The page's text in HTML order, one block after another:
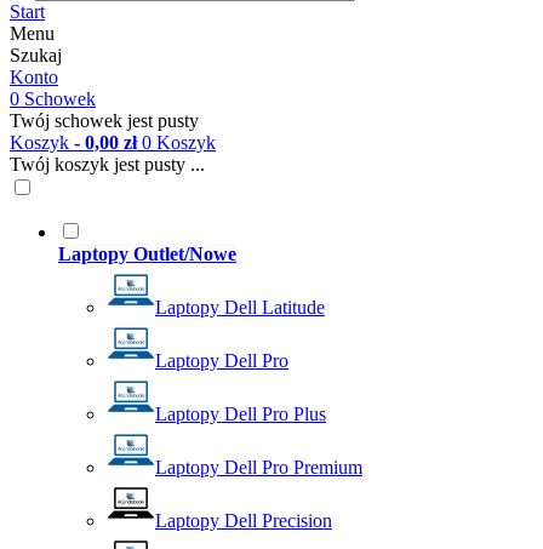
Start
Menu
Szukaj
Konto
0 Schowek
Twój schowek jest pusty
Koszyk - 0,00 zł 0 Koszyk
Twój koszyk jest pusty ...
Laptopy Outlet/Nowe
Laptopy Dell Latitude
Laptopy Dell Pro
Laptopy Dell Pro Plus
Laptopy Dell Pro Premium
Laptopy Dell Precision